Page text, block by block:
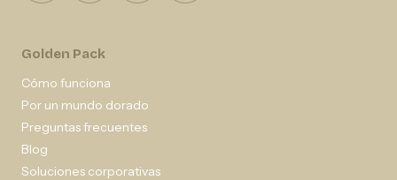
Golden Pack
Cómo funciona
Por un mundo dorado
Preguntas frecuentes
Blog
Soluciones corporativas